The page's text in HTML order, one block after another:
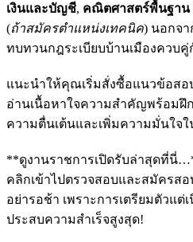
เงินและบัญชี, คณิตศาสตร์พื้นฐาน
(ถ้าสมัครตำแหน่งเทคนิค) นอกจ
ทบทวนกฎระเบียบบ้านเมืองควบคู่
แนะนำให้คุณเริ่มสั่งซื้อแนวข้อสอ
อ่านเนื้อหาใจความสำคัญพร้อมฝึ
ความตื่นเต้นและเพิ่มความมั่นใจ
**ดูงานราชการเปิดรับล่าสุดที่นี่
คลิกเข้าไปตรวจสอบและสมัครส
อย่ารอช้า เพราะการเตรียมตัวแ
ประสบความสำเร็จสูงสุด!